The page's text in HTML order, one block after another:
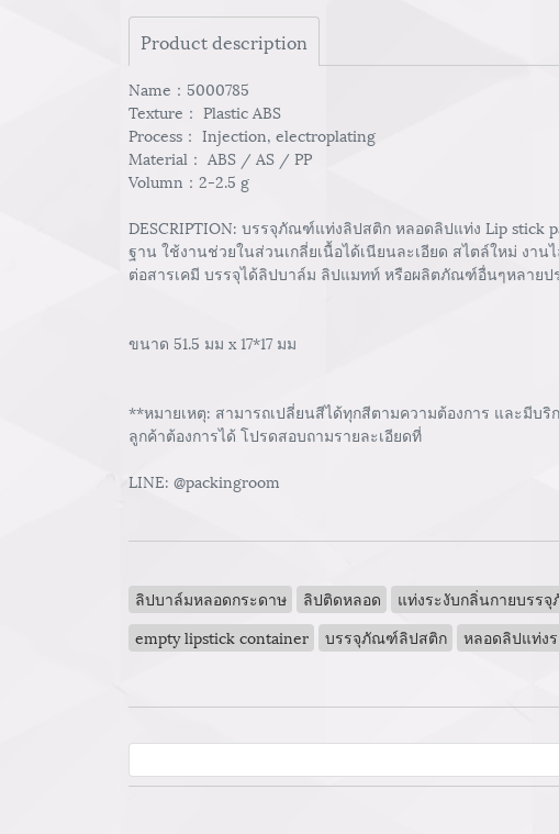
Product description
Name：5000785
Texture： Plastic ABS
Process： Injection, electroplating
Material： ABS / AS / PP
Volumn：2-2.5 g
DESCRIPTION: บรรจุภัณฑ์แท่งลิปสติก หลอดลิปแท่ง Lip stick
ฐาน ใช้งานช่วยในส่วนเกลี่ยเนื้อได้เนียนละเอียด สไตล์ใหม่ ง
ต่อสารเคมี บรรจุได้ลิปบาล์ม ลิปแมทท์ หรือผลิตภัณฑ์อื่นๆหลายป
ขนาด 51.5 มม x 17*17 มม
**หมายเหตุ: สามารถเปลี่ยนสีได้ทุกสีตามความต้องการ และมีบ
ลูกค้าต้องการได้ โปรดสอบถามรายละเอียดที่
LINE: @packingroom
ลิปบาล์มหลอดกระดาษ ลิปติดหลอด แท่งระงับกลิ่นกายบรร
empty lipstick container
บรรจุภัณฑ์ลิปสติก หลอดลิปแท่ง